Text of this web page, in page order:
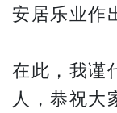
安居乐业作
在此，我谨
人，恭祝大